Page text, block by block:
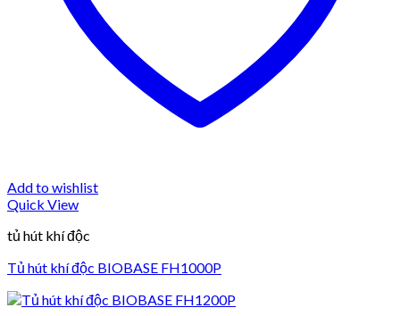
Add to wishlist
Quick View
tủ hút khí độc
Tủ hút khí độc BIOBASE FH1000P